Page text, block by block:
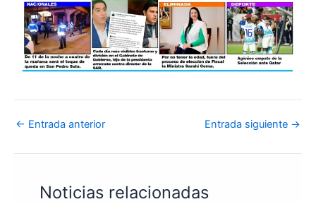
← Entrada anterior Entrada siguiente →
Noticias relacionadas